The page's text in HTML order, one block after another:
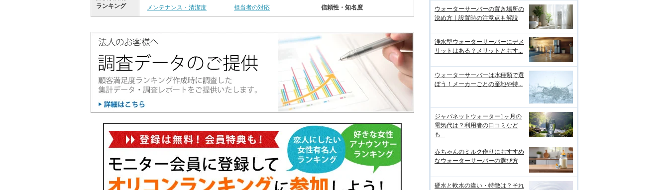
ランキング
メンテナンス・清潔度
担当者の対応 信頼性・知名度
ウォーターサーバーの置き場所の
決め方｜設置時の注意点も解説
浄水型ウォーターサーバーにデメ
リットはある？メリットとおす...
ウォーターサーバーは水種類で選
ぼう！メーカーごとの産地や特...
ジャパネットウォーター1ヶ月の
電気代は？利用者の口コミなど
も...
赤ちゃんのミルク作りにおすすめ
なウォーターサーバーの選び方
硬水と軟水の違い・特徴は？それ